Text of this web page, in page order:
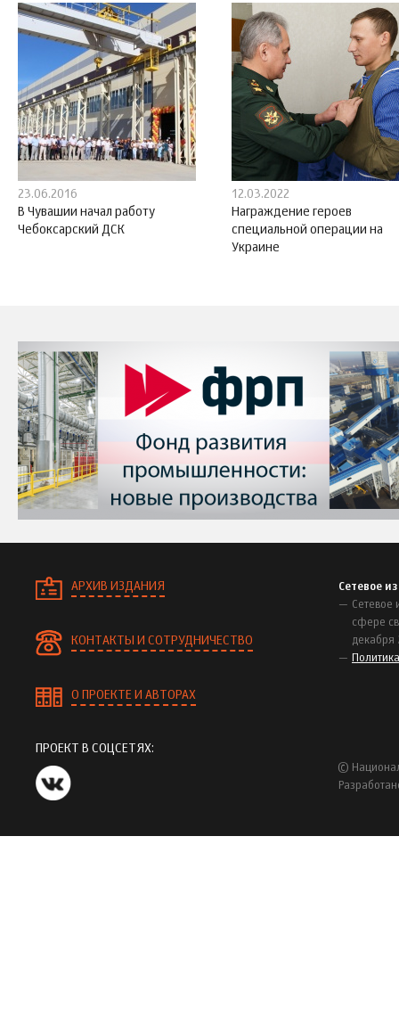
23.06.2016
В Чувашии начал работу
Чебоксарский ДСК
12.03.2022
Награждение героев
специальной операции на
Украине
АРХИВ ИЗДАНИЯ
КОНТАКТЫ И СОТРУДНИЧЕСТВО
О ПРОЕКТЕ И АВТОРАХ
Сетевое
Сетевое
сфере
декабря
ПРОЕКТ В СОЦСЕТЯХ:
©